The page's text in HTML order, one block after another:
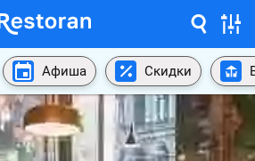
Афиша Скидки